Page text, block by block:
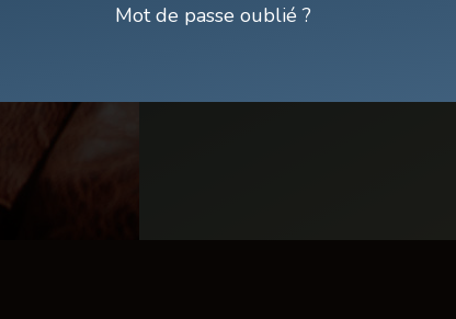
Mot de passe oublié ?